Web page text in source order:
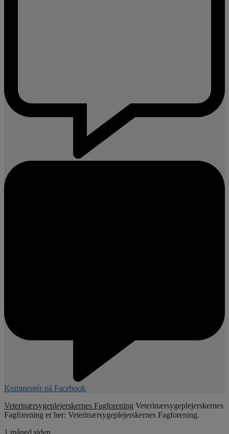
Kommentér på Facebook
Veterinærsygeplejerskernes Fagforening Veterinærsygeplejerskernes
Fagforening er her: Veterinærsygeplejerskernes Fagforening.
1 måned siden